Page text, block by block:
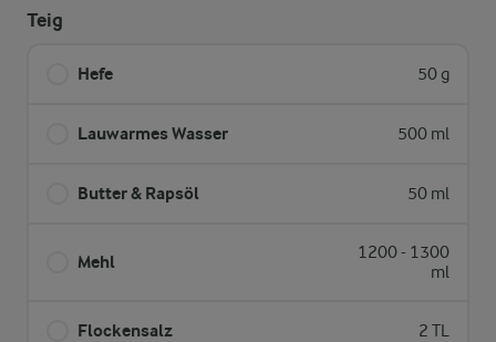
Teig
Hefe 50 g
Lauwarmes Wasser 500 ml
Butter & Rapsöl 50 ml
Mehl
1200 - 1300
ml
Flockensalz 2 TL